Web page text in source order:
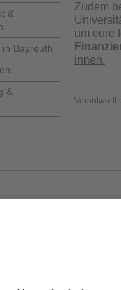
&
Bayreuth
&
Zudem
um eure
innen.